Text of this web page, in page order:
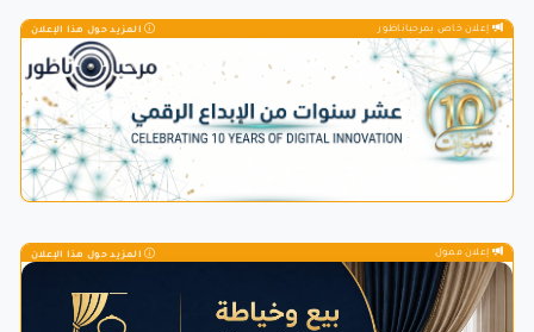
إعلان خاص بمرحباناظور المزيد حول هذا الإعلان
إعلان ممول المزيد حول هذا الإعلان